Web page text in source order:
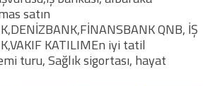
satın
QNB, İŞ
KATILIMEn iyi tatil
turu, Sağlık sigortası, hayat